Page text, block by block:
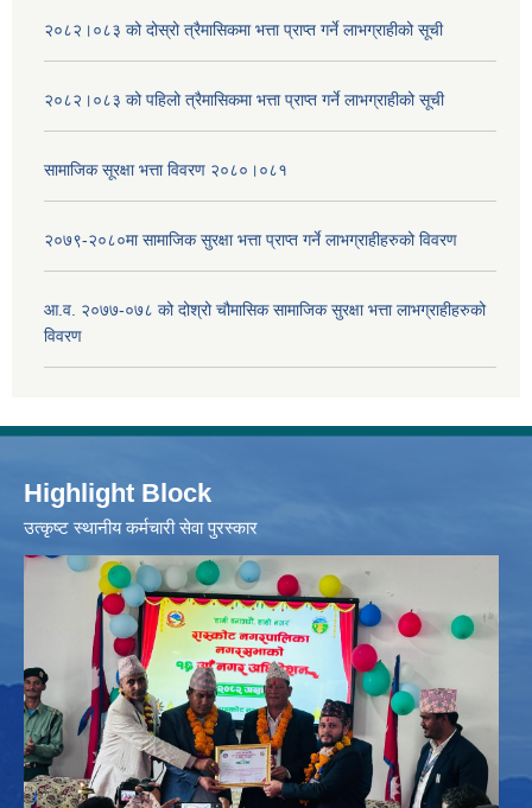
२०८२।०८३ को दोस्रो त्रैमासिकमा भत्ता प्राप्‍त गर्ने लाभग्राहीको सूची
२०८२।०८३ को पहिलो त्रैमासिकमा भत्ता प्राप्‍त गर्ने लाभग्राहीको सूची
सामाजिक सूरक्षा भत्ता विवरण २०८०।०८१
२०७९-२०८०मा सामाजिक सुरक्षा भत्ता प्राप्त गर्ने लाभग्राहीहरुको विवरण
आ.व. २०७७-०७८ को दोश्रो चौमासिक सामाजिक सुरक्षा भत्ता लाभग्राहीहरुको
विवरण
Highlight Block
उत्‍कृष्ट स्थानीय कर्मचारी सेवा पुरस्कार